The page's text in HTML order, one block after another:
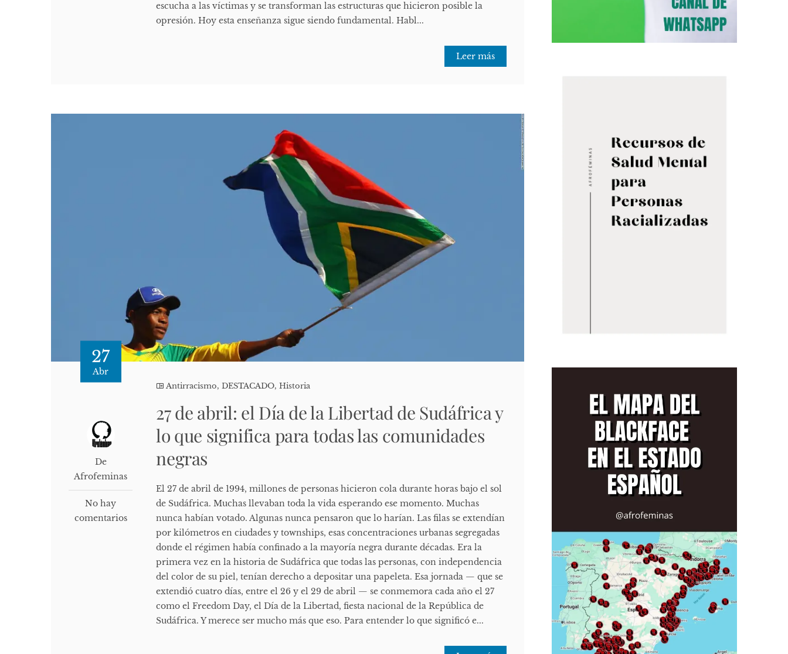
escucha a las víctimas y se transforman las estructuras que hicieron posible la
opresión. Hoy esta enseñanza sigue siendo fundamental. Habl...
Leer más
27
Abr
De
Afrofeminas
No hay
comentarios
Antirracismo,DESTACADO,Historia
27 de abril: el Día de la Libertad de Sudáfrica y
lo que significa para todas las comunidades
negras
El 27 de abril de 1994, millones de personas hicieron cola durante horas bajo el sol
de Sudáfrica. Muchas llevaban toda la vida esperando ese momento. Muchas
nunca habían votado. Algunas nunca pensaron que lo harían. Las filas se extendían
por kilómetros en ciudades y townships, esas concentraciones urbanas segregadas
donde el régimen había confinado a la mayoría negra durante décadas. Era la
primera vez en la historia de Sudáfrica que todas las personas, con independencia
del color de su piel, tenían derecho a depositar una papeleta. Esa jornada — que se
extendió cuatro días, entre el 26 y el 29 de abril — se conmemora cada año el 27
como el Freedom Day, el Día de la Libertad, fiesta nacional de la República de
Sudáfrica. Y merece ser mucho más que eso. Para entender lo que significó e...